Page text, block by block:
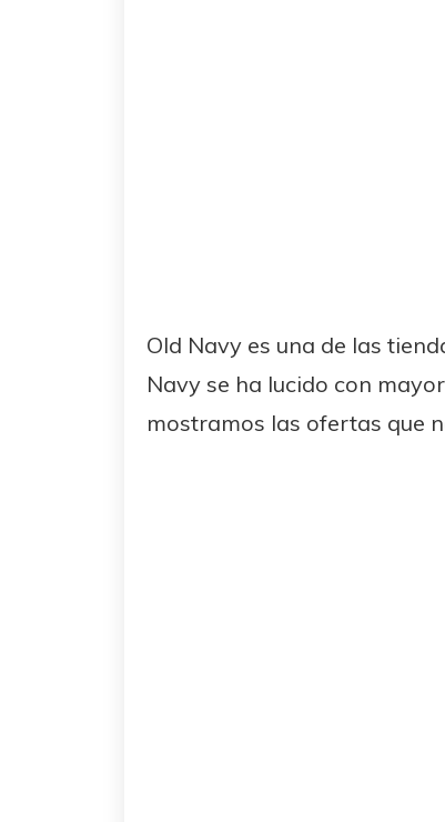
Old Navy es una de las
Navy se ha lucido con
mostramos las ofertas que